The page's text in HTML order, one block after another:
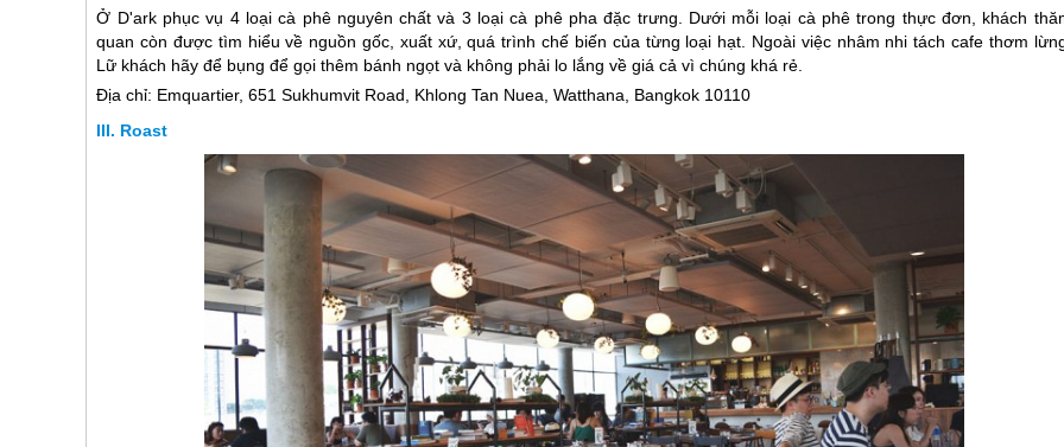
Ở D'ark phục vụ 4 loại cà phê nguyên chất và 3 loại cà phê pha đặc trưng. Dưới mỗi loại cà phê trong thực đơn, khách
quan còn được tìm hiểu về nguồn gốc, xuất xứ, quá trình chế biến của từng loại hạt. Ngoài việc nhâm nhi tách cafe thơm
Lữ khách hãy để bụng để gọi thêm bánh ngọt và không phải lo lắng về giá cả vì chúng khá rẻ.
Địa chỉ: Emquartier, 651 Sukhumvit Road, Khlong Tan Nuea, Watthana, Bangkok 10110
Roast